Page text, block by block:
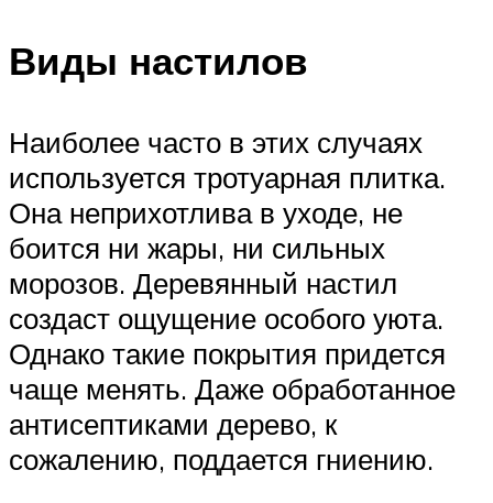
Виды настилов
Наиболее часто в этих случаях
используется тротуарная плитка.
Она неприхотлива в уходе, не
боится ни жары, ни сильных
морозов. Деревянный настил
создаст ощущение особого уюта.
Однако такие покрытия придется
чаще менять. Даже обработанное
антисептиками дерево, к
сожалению, поддается гниению.